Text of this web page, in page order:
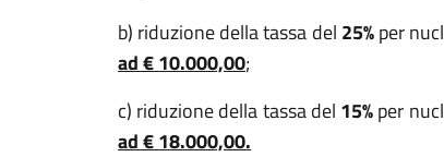
b) riduzione della tassa del 25%per
ad € 10.000,00;
c) riduzione della tassa del 15%per
ad € 18.000,00.